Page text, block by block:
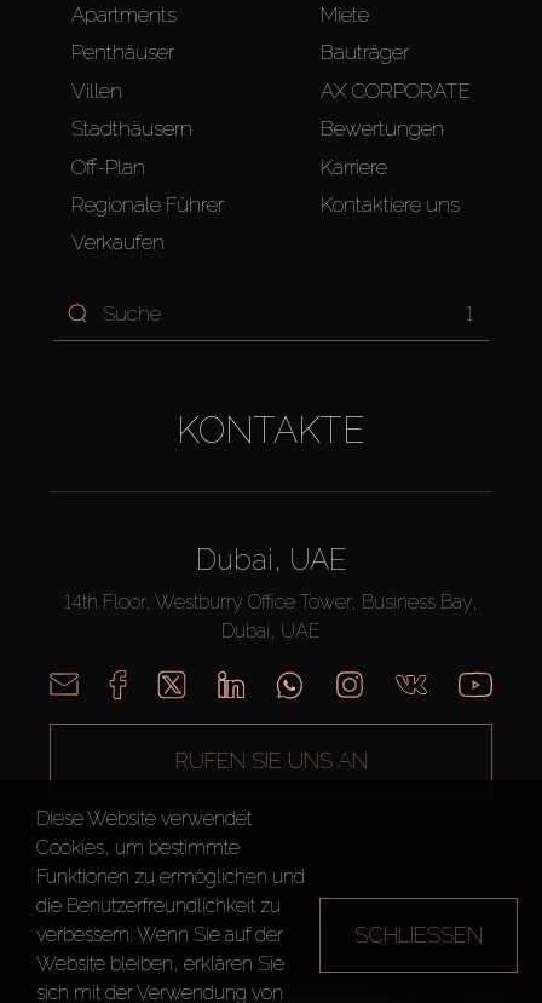
Apartments
Penthäuser
Villen
Stadthäusern
Off-Plan
Regionale Führer
Verkaufen
Miete
Bauträger
AX CORPORATE
Bewertungen
Karriere
Kontaktiere uns
1
KONTAKTE
Dubai, UAE
14th Floor, Westburry Office Tower, Business Bay,
Dubai, UAE
RUFEN SIE UNS AN
AX CAPITAL ©2026 Alle Rechte vorbehalten
Nutzungsbedingungen
Datenschutzrichtlinie Seitenverzeichnis
Diese Website verwendet
Cookies, um bestimmte
Funktionen zu ermöglichen und
die Benutzerfreundlichkeit zu
verbessern. Wenn Sie auf der
Website bleiben, erklären Sie
sich mit der Verwendung von
SCHLIESSEN